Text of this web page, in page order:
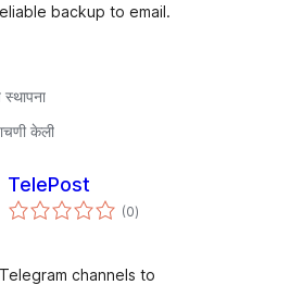
backup to email.
केली
TelePost
(0एकूण
मूल्यांकन
)
channels to